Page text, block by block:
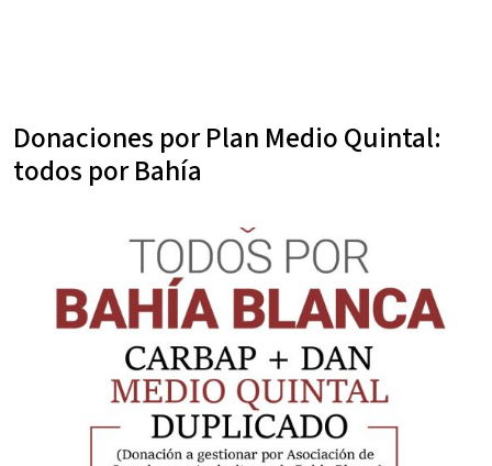
Donaciones por Plan Medio Quintal:
todos por Bahía